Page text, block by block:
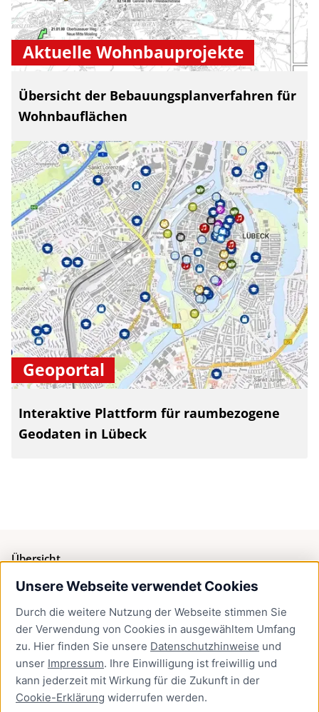
Unsere Webseite verwendet Cookies
Durch die weitere Nutzung der Webseite stimmen Sie
der Verwendung von Cookies in ausgewähltem Umfang
zu. Hier finden Sie unsere Datenschutzhinweise und
unser Impressum. Ihre Einwilligung ist freiwillig und
kann jederzeit mit Wirkung für die Zukunft in der
Cookie-Erklärung widerrufen werden.
Aktuelle Wohnbauprojekte
Übersicht der Bebauungsplanverfahren für
Wohnbauflächen
Geoportal
Interaktive Plattform für raumbezogene
Geodaten in Lübeck
Übersicht
Bürgerservice
Presse
Newsletter Lübeck:kompakt
Kontakt
Kontakt